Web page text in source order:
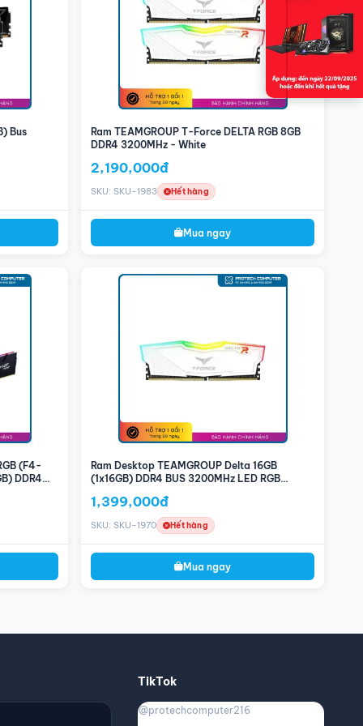
Bus
Ram TEAMGROUP T-Force DELTA RGB 8GB
DDR4 3200MHz - White
2,190,000đ
SKU: SKU-1983 Hết hàng
Mua ngay
(F4-
DDR4
Ram Desktop TEAMGROUP Delta 16GB
(1x16GB) DDR4 BUS 3200MHz LED RGB
1,399,000đ
SKU: SKU-1970 Hết hàng
Mua ngay
TikTok
@protechcomputer216